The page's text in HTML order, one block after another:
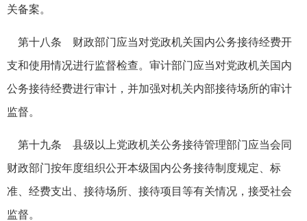
关备案。
第十八条 财政部门应当对党政机关国内公务接待经费开
支和使用情况进行监督检查。审计部门应当对党政机关国内
公务接待经费进行审计，并加强对机关内部接待场所的审计
监督。
第十九条 县级以上党政机关公务接待管理部门应当会同
财政部门按年度组织公开本级国内公务接待制度规定、标
准、经费支出、接待场所、接待项目等有关情况，接受社会
监督。